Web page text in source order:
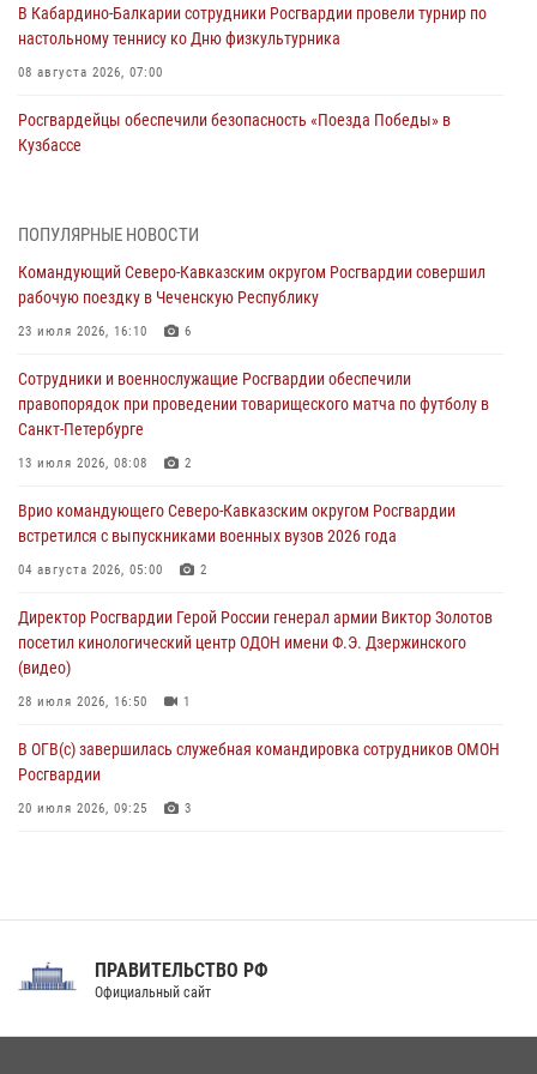
В Кабардино-Балкарии сотрудники Росгвардии провели турнир по
настольному теннису ко Дню физкультурника
08 августа 2026, 07:00
Росгвардейцы обеспечили безопасность «Поезда Победы» в
Кузбассе
Военнослужащие Софринской бригады Росгвардии встретились с
дорогой к Победе в СВО» (видео)
08 августа 2026, 07:00
ограниченными возможностями здоровья (видео)
08 августа 2026, 06:32 1
Спецназ Росгвардии в Марий Эл почтил память товарища на
08 августа 2026, 06:15 9
День физкультурника в Уральском округе Росгвардии отметили
08 августа 2026, 06:03
ПОПУЛЯРНЫЕ НОВОСТИ
Командующий Северо-Кавказским округом Росгвардии совершил
рабочую поездку в Чеченскую Республику
23 июля 2026, 16:10 6
Сотрудники и военнослужащие Росгвардии обеспечили
правопорядок при проведении товарищеского матча по футболу в
Санкт-Петербурге
13 июля 2026, 08:08 2
Врио командующего Северо-Кавказским округом Росгвардии
встретился с выпускниками военных вузов 2026 года
04 августа 2026, 05:00 2
Директор Росгвардии Герой России генерал армии Виктор Золотов
посетил кинологический центр ОДОН имени Ф.Э. Дзержинского
(видео)
28 июля 2026, 16:50 1
В ОГВ(с) завершилась служебная командировка сотрудников ОМОН
Росгвардии
20 июля 2026, 09:25 3
Праздник «Один день с Росгвардией» к 105-летию Центрального
ПРАВИТЕЛЬСТВО РФ
Официальный сайт